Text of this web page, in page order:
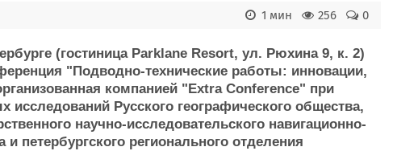
0
256
1 мин
(гостиница Parklane Resort, ул. Рюхина 9, к. 2)
"Подводно-технические работы: инновации,
компанией "Extra Conference" при
Русского географического общества,
научно-исследовательского навигационно-
и петербургского регионального отделения